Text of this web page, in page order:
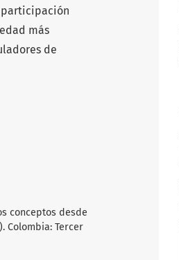
más
de
conceptos desde
Colombia: Tercer